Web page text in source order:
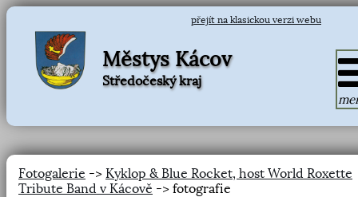
přejít na klasickou verzi webu
Městys Kácov
Středočeský kraj
Fotogalerie -> Kyklop & Blue Rocket, host World Roxette
Tribute Band v Kácově -> fotografie